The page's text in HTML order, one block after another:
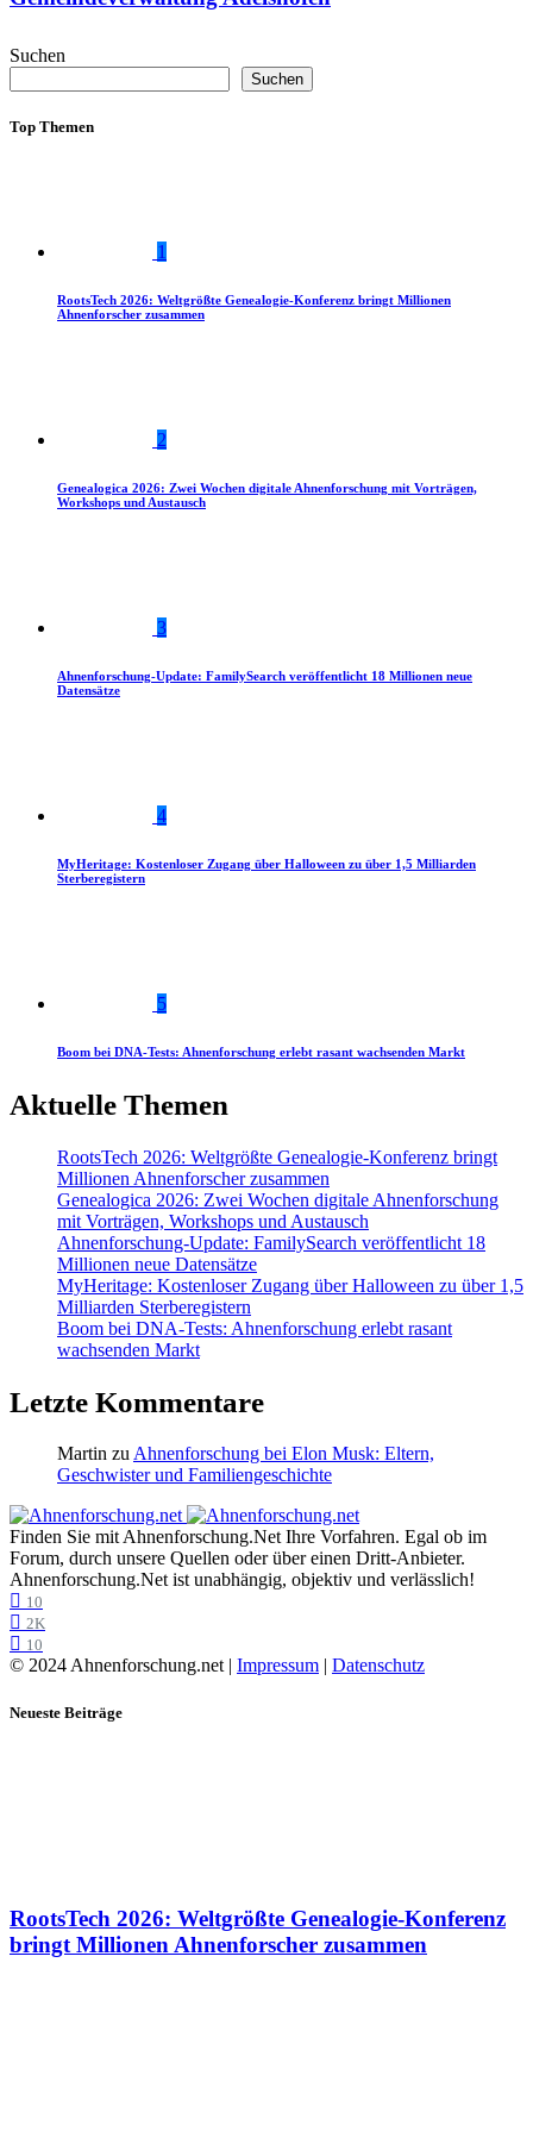
Suchen
Suchen
Top Themen
1
RootsTech 2026: Weltgrößte Genealogie-Konferenz bringt Millionen
Ahnenforscher zusammen
2
Genealogica 2026: Zwei Wochen digitale Ahnenforschung mit Vorträgen,
Workshops und Austausch
3
Ahnenforschung-Update: FamilySearch veröffentlicht 18 Millionen neue
Datensätze
4
MyHeritage: Kostenloser Zugang über Halloween zu über 1,5 Milliarden
Sterberegistern
5
Boom bei DNA-Tests: Ahnenforschung erlebt rasant wachsenden Markt
Aktuelle Themen
RootsTech 2026: Weltgrößte Genealogie-Konferenz bringt
Millionen Ahnenforscher zusammen
Genealogica 2026: Zwei Wochen digitale Ahnenforschung
mit Vorträgen, Workshops und Austausch
Ahnenforschung-Update: FamilySearch veröffentlicht 18
Millionen neue Datensätze
MyHeritage: Kostenloser Zugang über Halloween zu über 1,5
Milliarden Sterberegistern
Boom bei DNA-Tests: Ahnenforschung erlebt rasant
wachsenden Markt
Letzte Kommentare
Martin zuAhnenforschung bei Elon Musk: Eltern,
Geschwister und Familiengeschichte
Finden Sie mit Ahnenforschung.Net Ihre Vorfahren. Egal ob im
Forum, durch unsere Quellen oder über einen Dritt-Anbieter.
Ahnenforschung.Net ist unabhängig, objektiv und verlässlich!
10
2K
10
© 2024 Ahnenforschung.net | Impressum | Datenschutz
Neueste Beiträge
RootsTech 2026: Weltgrößte Genealogie-Konferenz
bringt Millionen Ahnenforscher zusammen